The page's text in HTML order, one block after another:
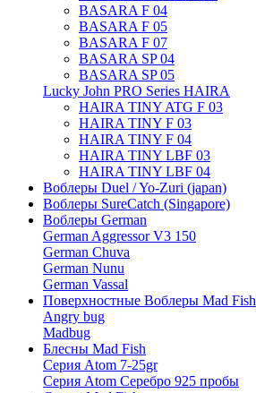
BASARA F 04
BASARA F 05
BASARA F 07
BASARA SP 04
BASARA SP 05
Lucky John PRO Series HAIRA
HAIRA TINY ATG F 03
HAIRA TINY F 03
HAIRA TINY F 04
HAIRA TINY LBF 03
HAIRA TINY LBF 04
Воблеры Duel / Yo-Zuri (japan)
Воблеры SureCatch (Singapore)
Воблеры German
German Aggressor V3 150
German Chuva
German Nunu
German Vassal
Поверхностные Воблеры Mad Fish
Angry bug
Madbug
Блесны Mad Fish
Серия Atom 7-25gr
Серия Atom Серебро 925 пробы